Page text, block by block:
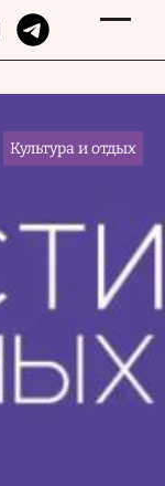
Культура и отдых